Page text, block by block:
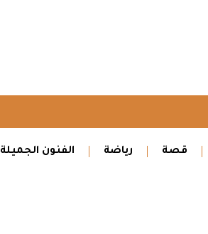
قصة رياضة الفنون الجميلة